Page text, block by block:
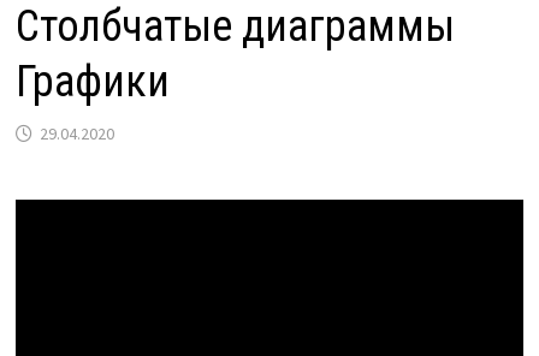
Столбчатые диаграммы
Графики
29.04.2020